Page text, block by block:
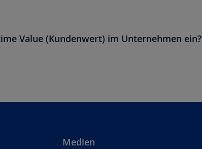
Value (Kundenwert) im Unternehmen ein?
Medien